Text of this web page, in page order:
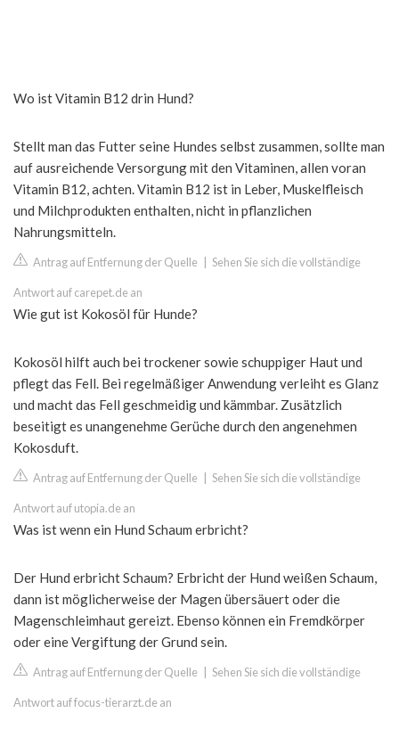
Wo ist Vitamin B12 drin Hund?
Stellt man das Futter seine Hundes selbst zusammen, sollte man
auf ausreichende Versorgung mit den Vitaminen, allen voran
Vitamin B12, achten. Vitamin B12 ist in Leber, Muskelfleisch
und Milchprodukten enthalten, nicht in pflanzlichen
Nahrungsmitteln.
Antrag auf Entfernung der Quelle Sehen Sie sich die vollständige
Antwort auf carepet.de an
Wie gut ist Kokosöl für Hunde?
Kokosöl hilft auch bei trockener sowie schuppiger Haut und
pflegt das Fell. Bei regelmäßiger Anwendung verleiht es Glanz
und macht das Fell geschmeidig und kämmbar. Zusätzlich
beseitigt es unangenehme Gerüche durch den angenehmen
Kokosduft.
Antrag auf Entfernung der Quelle Sehen Sie sich die vollständige
Antwort auf utopia.de an
Was ist wenn ein Hund Schaum erbricht?
Der Hund erbricht Schaum? Erbricht der Hund weißen Schaum,
dann ist möglicherweise der Magen übersäuert oder die
Magenschleimhaut gereizt. Ebenso können ein Fremdkörper
oder eine Vergiftung der Grund sein.
Antrag auf Entfernung der Quelle Sehen Sie sich die vollständige
Antwort auf focus-tierarzt.de an